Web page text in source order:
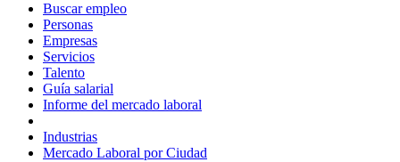
Buscar empleo
Personas
Empresas
Servicios
Talento
Guía salarial
Informe del mercado laboral
Industrias
Mercado Laboral por Ciudad